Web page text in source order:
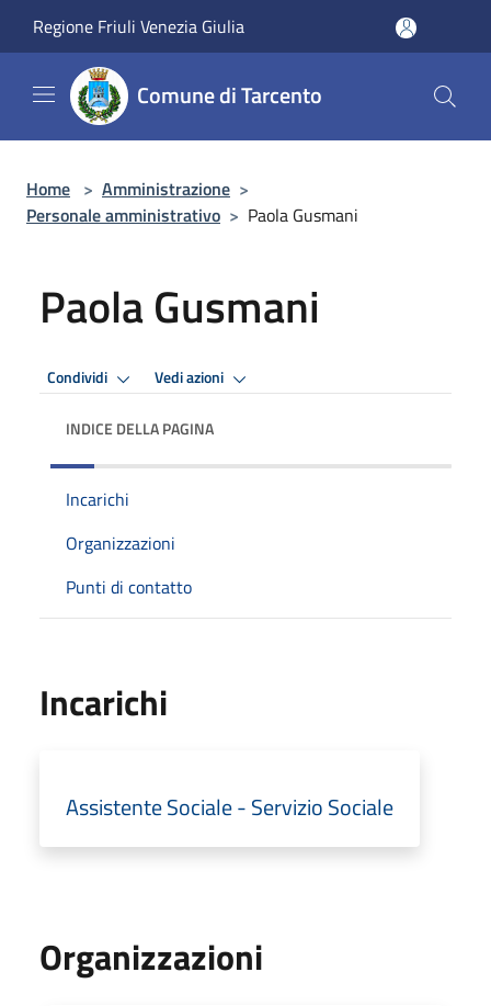
Regione Friuli Venezia Giulia
Comune di Tarcento
Home > Amministrazione >
Personale amministrativo > Paola Gusmani
Paola Gusmani
Condividi Vedi azioni
INDICE DELLA PAGINA
Incarichi
Organizzazioni
Punti di contatto
Incarichi
Assistente Sociale - Servizio Sociale
Organizzazioni